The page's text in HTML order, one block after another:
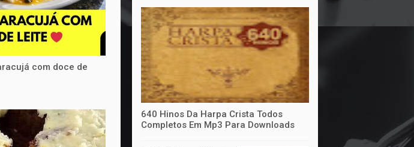
com doce de
640 Hinos Da Harpa Crista Todos
Completos Em Mp3 Para Downloads